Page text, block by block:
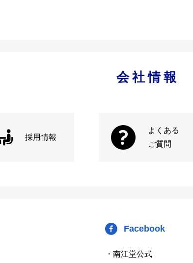
会社情報
採用情報
よくある
ご質問
Facebook
・南江堂公式